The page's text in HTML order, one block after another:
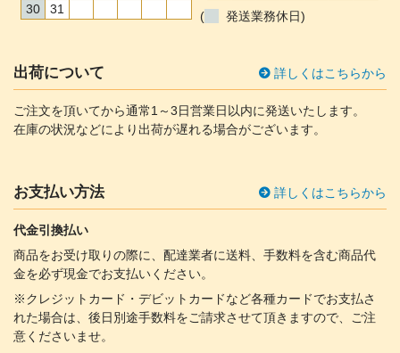
30
31
(
発送業務休日)
出荷について 詳しくはこちらから
ご注文を頂いてから通常1～3日営業日以内に発送いたします。
在庫の状況などにより出荷が遅れる場合がございます。
お支払い方法 詳しくはこちらから
代金引換払い
商品をお受け取りの際に、配達業者に送料、手数料を含む商品代
金を必ず現金でお支払いください。
※クレジットカード・デビットカードなど各種カードでお支払さ
れた場合は、後日別途手数料をご請求させて頂きますので、ご注
意くださいませ。